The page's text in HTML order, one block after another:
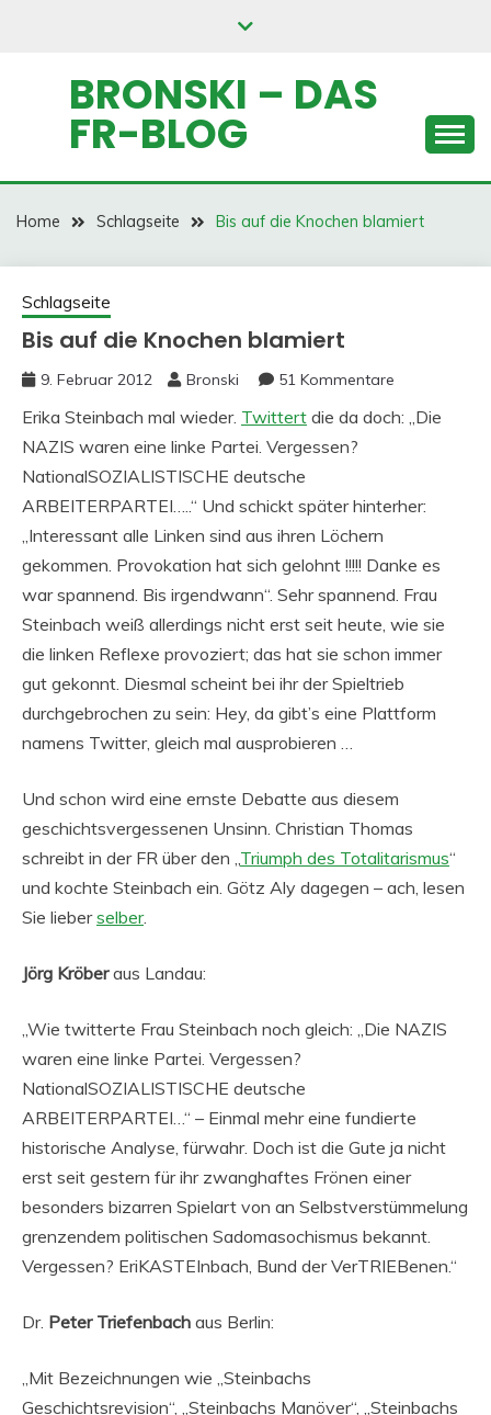
BRONSKI – DAS
FR-BLOG
Home Schlagseite Bis auf die Knochen blamiert
Schlagseite
Bis auf die Knochen blamiert
9. Februar 2012 Bronski 51 Kommentare
Erika Steinbach mal wieder. Twittert die da doch: „Die
NAZIS waren eine linke Partei. Vergessen?
NationalSOZIALISTISCHE deutsche
ARBEITERPARTEI…..“ Und schickt später hinterher:
„Interessant alle Linken sind aus ihren Löchern
gekommen. Provokation hat sich gelohnt !!!!! Danke es
war spannend. Bis irgendwann“. Sehr spannend. Frau
Steinbach weiß allerdings nicht erst seit heute, wie sie
die linken Reflexe provoziert; das hat sie schon immer
gut gekonnt. Diesmal scheint bei ihr der Spieltrieb
durchgebrochen zu sein: Hey, da gibt’s eine Plattform
namens Twitter, gleich mal ausprobieren …
Und schon wird eine ernste Debatte aus diesem
geschichtsvergessenen Unsinn. Christian Thomas
schreibt in der FR über den „Triumph des Totalitarismus“
und kochte Steinbach ein. Götz Aly dagegen – ach, lesen
Sie lieberselber.
Jörg Kröberaus Landau:
„Wie twitterte Frau Steinbach noch gleich: „Die NAZIS
waren eine linke Partei. Vergessen?
NationalSOZIALISTISCHE deutsche
ARBEITERPARTEI…“ – Einmal mehr eine fundierte
historische Analyse, fürwahr. Doch ist die Gute ja nicht
erst seit gestern für ihr zwanghaftes Frönen einer
besonders bizarren Spielart von an Selbstverstümmelung
grenzendem politischen Sadomasochismus bekannt.
Vergessen? EriKASTEInbach, Bund der VerTRIEBenen.“
Dr. Peter Triefenbach aus Berlin:
„Mit Bezeichnungen wie „Steinbachs
Geschichtsrevision“, „Steinbachs Manöver“, „Steinbachs